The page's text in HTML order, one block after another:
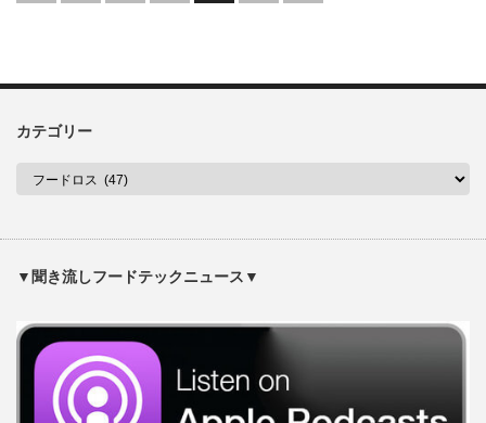
カテゴリー
▼聞き流しフードテックニュース▼